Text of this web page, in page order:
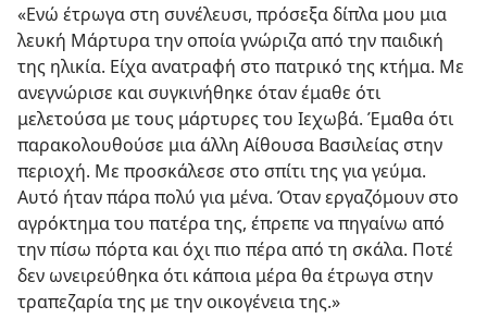
«Ενώ έτρωγα στη συνέλευσι, πρόσεξα δίπλα μου μια
λευκή Μάρτυρα την οποία γνώριζα από την παιδική
της ηλικία. Είχα ανατραφή στο πατρικό της κτήμα. Με
ανεγνώρισε και συγκινήθηκε όταν έμαθε ότι
μελετούσα με τους μάρτυρες του Ιεχωβά. Έμαθα ότι
παρακολουθούσε μια άλλη Αίθουσα Βασιλείας στην
περιοχή. Με προσκάλεσε στο σπίτι της για γεύμα.
Αυτό ήταν πάρα πολύ για μένα. Όταν εργαζόμουν στο
αγρόκτημα του πατέρα της, έπρεπε να πηγαίνω από
την πίσω πόρτα και όχι πιο πέρα από τη σκάλα. Ποτέ
δεν ωνειρεύθηκα ότι κάποια μέρα θα έτρωγα στην
τραπεζαρία της με την οικογένεια της.»